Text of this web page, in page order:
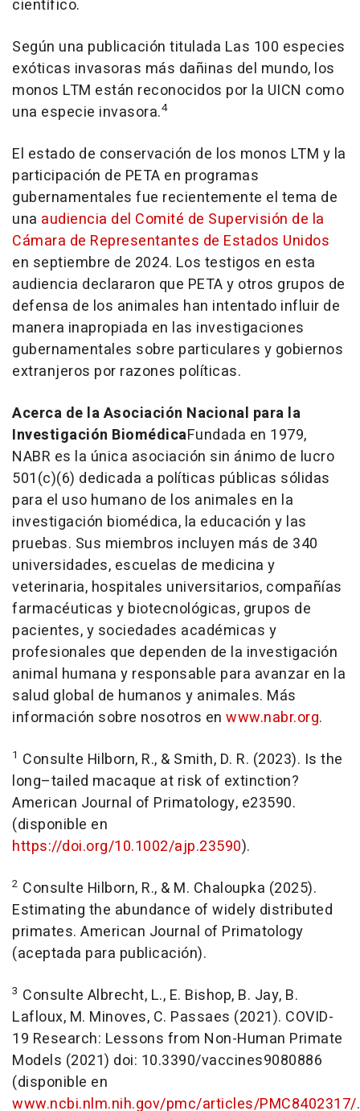
científico.
Según una publicación titulada Las 100 especies
exóticas invasoras más dañinas del mundo, los
monos LTM están reconocidos por la UICN como
una especie invasora.4
El estado de conservación de los monos LTM y la
participación de PETA en programas
gubernamentales fue recientemente el tema de
una audiencia del Comité de Supervisión de la
Cámara de Representantes de Estados Unidos
en septiembre de 2024. Los testigos en esta
audiencia declararon que PETA y otros grupos de
defensa de los animales han intentado influir de
manera inapropiada en las investigaciones
gubernamentales sobre particulares y gobiernos
extranjeros por razones políticas.
Acerca de la Asociación Nacional para la
Investigación BiomédicaFundada en 1979,
NABR es la única asociación sin ánimo de lucro
501(c)(6) dedicada a políticas públicas sólidas
para el uso humano de los animales en la
investigación biomédica, la educación y las
pruebas. Sus miembros incluyen más de 340
universidades, escuelas de medicina y
veterinaria, hospitales universitarios, compañías
farmacéuticas y biotecnológicas, grupos de
pacientes, y sociedades académicas y
profesionales que dependen de la investigación
animal humana y responsable para avanzar en la
salud global de humanos y animales. Más
información sobre nosotros en www.nabr.org.
1 Consulte Hilborn, R., & Smith, D. R. (2023). Is the
long–tailed macaque at risk of extinction?
American Journal of Primatology, e23590.
(disponible en
https://doi.org/10.1002/ajp.23590).
2 Consulte Hilborn, R., & M. Chaloupka (2025).
Estimating the abundance of widely distributed
primates. American Journal of Primatology
(aceptada para publicación).
3 Consulte Albrecht, L., E. Bishop, B. Jay, B.
Lafloux, M. Minoves, C. Passaes (2021). COVID-
19 Research: Lessons from Non-Human Primate
Models (2021) doi: 10.3390/vaccines9080886
(disponible en
www.ncbi.nlm.nih.gov/pmc/articles/PMC8402317/.